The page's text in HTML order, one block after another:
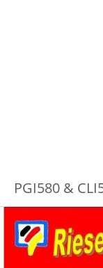
PGI580 &